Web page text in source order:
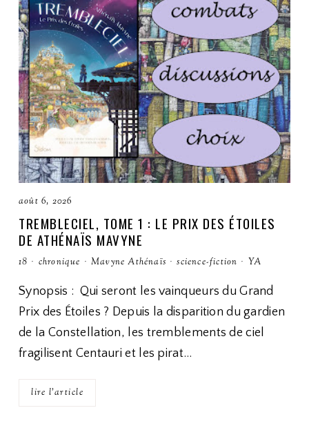
août 6, 2026
TREMBLECIEL, TOME 1 : LE PRIX DES ÉTOILES
DE ATHÉNAÏS MAVYNE
18 · chronique · Mavyne Athénaïs · science-fiction · YA
Synopsis : Qui seront les vainqueurs du Grand
Prix des Étoiles ? Depuis la disparition du gardien
de la Constellation, les tremblements de ciel
fragilisent Centauri et les pirat…
lire l'article